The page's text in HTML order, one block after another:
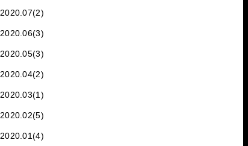
2020.07(2)
2020.06(3)
2020.05(3)
2020.04(2)
2020.03(1)
2020.02(5)
2020.01(4)